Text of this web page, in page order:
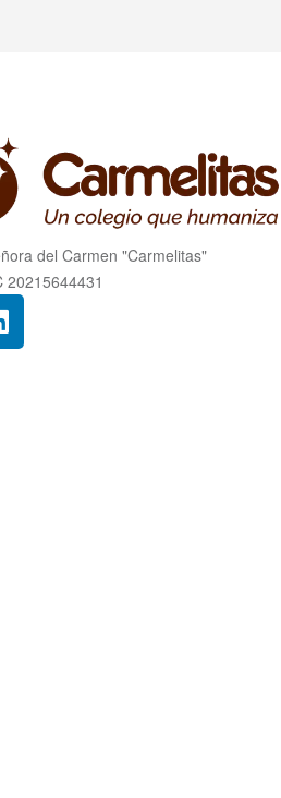
del Carmen "Carmelitas"
20215644431